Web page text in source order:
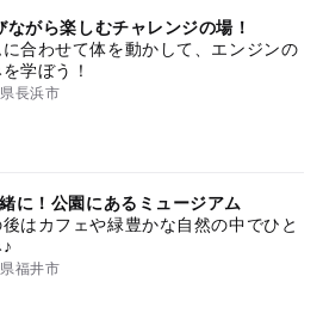
がら楽しむチャレンジの場！
に合わせて体を動かして、エンジンの
学ぼう！
長浜市
に！公園にあるミュージアム
はカフェや緑豊かな自然の中でひと
福井市